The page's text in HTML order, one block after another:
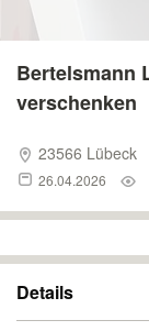
Bertelsmann
verschenken
23566 Lübeck
26.04.2026
Details